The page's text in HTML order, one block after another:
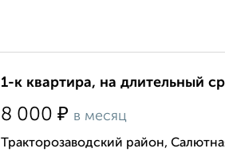
1-к квартира, на длительный
8 000 ₽ в месяц
Тракторозаводский район,